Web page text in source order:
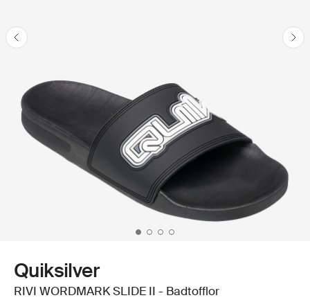
Quiksilver
RIVI WORDMARK SLIDE II - Badtofflor